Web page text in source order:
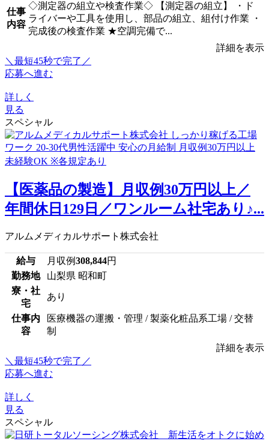
仕事
内容
◇測定器の組立や検査作業◇ 【測定器の組立】 ・ド
ライバーや工具を使用し、部品の組立、組付け作業 ・
完成後の検査作業 ★空調完備で...
詳細を表示
＼最短45秒で完了／
応募へ進む
詳しく
見る
スペシャル
【医薬品の製造】月収例30万円以上／
年間休日129日／ワンルーム社宅あり♪...
アルムメディカルサポート株式会社
給与 月収例308,844円
勤務地
山梨県 昭和町
寮・社
宅
あり
仕事内
容
医療機器の運搬・管理 / 製薬化粧品系工場 / 交替
制
詳細を表示
＼最短45秒で完了／
応募へ進む
詳しく
見る
スペシャル